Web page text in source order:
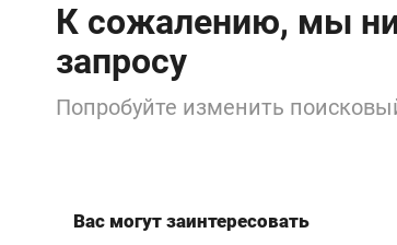
К сожалению, мы
запросу
Попробуйте изменить
Вас могут заинтересовать